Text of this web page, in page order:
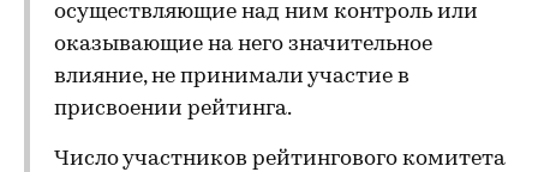
осуществляющие над ним контроль или
оказывающие на него значительное
влияние, не принимали участие в
присвоении рейтинга.
Число участников рейтингового комитета